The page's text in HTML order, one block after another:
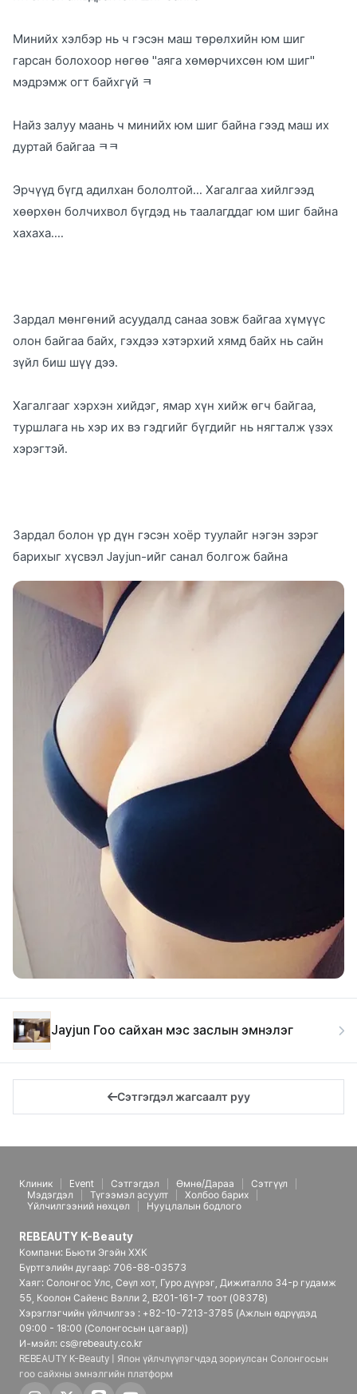
Минийх хэлбэр нь ч гэсэн маш төрөлхийн юм шиг
гарсан болохоор нөгөө "аяга хөмөрчихсөн юм шиг"
мэдрэмж огт байхгүй ㅋ
Найз залуу маань ч минийх юм шиг байна гээд маш их
дуртай байгаа ㅋㅋ
Эрчүүд бүгд адилхан бололтой... Хагалгаа хийлгээд
хөөрхөн болчихвол бүгдэд нь таалагддаг юм шиг байна
хахаха....
Зардал мөнгөний асуудалд санаа зовж байгаа хүмүүс
олон байгаа байх, гэхдээ хэтэрхий хямд байх нь сайн
зүйл биш шүү дээ.
Хагалгааг хэрхэн хийдэг, ямар хүн хийж өгч байгаа,
туршлага нь хэр их вэ гэдгийг бүгдийг нь нягталж үзэх
хэрэгтэй.
Зардал болон үр дүн гэсэн хоёр туулайг нэгэн зэрэг
барихыг хүсвэл Jayjun-ийг санал болгож байна
Jayjun Гоо сайхан мэс заслын эмнэлэг
Сэтгэгдэл жагсаалт руу
Клиник Event Сэтгэгдэл Өмнө/Дараа
Сэтгүүл
Мэдэгдэл
Түгээмэл асуулт
Холбоо барих
Үйлчилгээний нөхцөл
Нууцлалын бодлого
REBEAUTY K-Beauty
Компани: Бьюти Эгэйн ХХК
Бүртгэлийн дугаар: 706-88-03573
Хаяг: Солонгос Улс, Сөүл хот, Гуро дүүрэг, Дижиталло 34-р гудамж
55, Коолон Сайенс Вэлли 2, B201-161-7 тоот (08378)
Хэрэглэгчийн үйлчилгээ : +82-10-7213-3785 (Ажлын өдрүүдэд
09:00 - 18:00 (Солонгосын цагаар))
И-мэйл: cs@rebeauty.co.kr
REBEAUTY K-Beauty | Япон үйлчлүүлэгчдэд зориулсан Солонгосын
гоо сайхны эмнэлгийн платформ